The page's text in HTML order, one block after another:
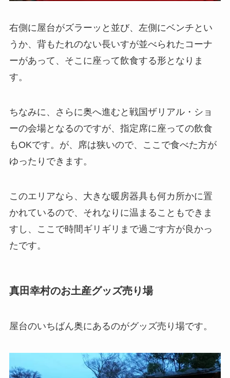
右側に屋台がズラーッと並び、左側にベンチとい
うか、背もたれのない長いすが並べられたコーナ
ーがあって、そこに座って飲食する形となりま
す。
ちなみに、さらに奥へ進むと戦国ザリアル・ショ
ーの会場となるのですが、指定席に座っての飲食
もOKです。が、
席は狭いので、ここで食べた方が
ゆったりできます。
このエリアなら、大きな暖房器具も何カ所かに置
かれているので、それなりに温まることもできま
すし、ここで時間ギリギリまで過ごす方が良かっ
たです。
真田幸村のお土産グッズ売り場
屋台のいちばん奥にあるのがグッズ売り場です。